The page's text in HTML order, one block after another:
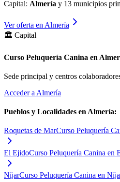
Capital: Almería y 13 municipios
Ver oferta en Almería
🏛️ Capital
Curso Peluquería Canina en
Sede principal y centros
Acceder a Almería
Pueblos y Localidades en Almería:
Roquetas de MarCurso Peluquería
El EjidoCurso Peluquería Canina en
NíjarCurso Peluquería Canina en